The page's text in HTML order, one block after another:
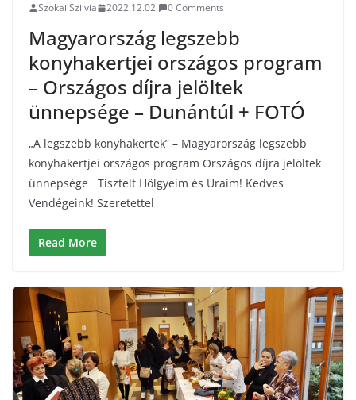
Szokai Szilvia 2022.12.02. 0 Comments
Magyarország legszebb
konyhakertjei országos program
– Országos díjra jelöltek
ünnepsége – Dunántúl + FOTÓ
„A legszebb konyhakertek” – Magyarország legszebb
konyhakertjei országos program Országos díjra jelöltek
ünnepsége Tisztelt Hölgyeim és Uraim! Kedves
Vendégeink! Szeretettel
Read More